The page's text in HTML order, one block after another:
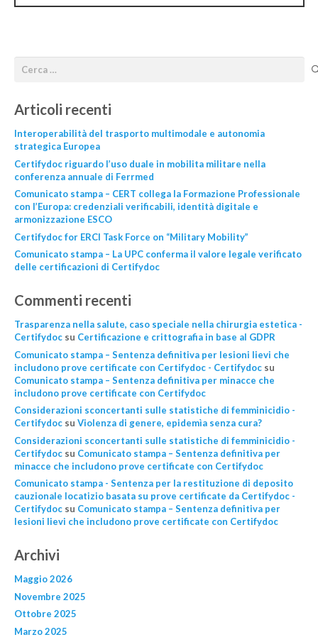
Articoli recenti
Interoperabilità del trasporto multimodale e autonomia
strategica Europea
Certifydoc riguardo l’uso duale in mobilita militare nella
conferenza annuale di Ferrmed
Comunicato stampa – CERT collega la Formazione Professionale
con l’Europa: credenziali verificabili, identità digitale e
armonizzazione ESCO
Certifydoc for ERCI Task Force on “Military Mobility”
Comunicato stampa – La UPC conferma il valore legale verificato
delle certificazioni di Certifydoc
Commenti recenti
Trasparenza nella salute, caso speciale nella chirurgia estetica -
Certifydocsu Certificazione e crittografia in base al GDPR
Comunicato stampa – Sentenza definitiva per lesioni lievi che
includono prove certificate con Certifydoc - Certifydocsu
Comunicato stampa – Sentenza definitiva per minacce che
includono prove certificate con Certifydoc
Considerazioni sconcertanti sulle statistiche di femminicidio -
Certifydocsu Violenza di genere, epidemìa senza cura?
Considerazioni sconcertanti sulle statistiche di femminicidio -
Certifydocsu Comunicato stampa – Sentenza definitiva per
minacce che includono prove certificate con Certifydoc
Comunicato stampa - Sentenza per la restituzione di deposito
cauzionale locatizio basata su prove certificate da Certifydoc -
Certifydocsu Comunicato stampa – Sentenza definitiva per
lesioni lievi che includono prove certificate con Certifydoc
Archivi
Maggio 2026
Novembre 2025
Ottobre 2025
Marzo 2025